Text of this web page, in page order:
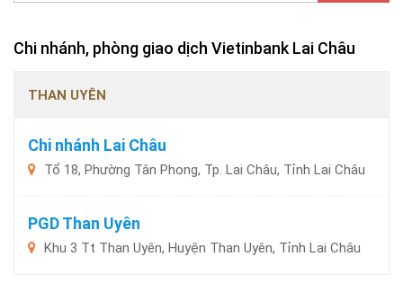
Chi nhánh, phòng giao dịch Vietinbank Lai Châu
THAN UYÊN
Chi nhánh Lai Châu
Tổ 18, Phường Tân Phong, Tp. Lai Châu, Tỉnh Lai Châu
PGD Than Uyên
Khu 3 Tt Than Uyên, Huyện Than Uyên, Tỉnh Lai Châu